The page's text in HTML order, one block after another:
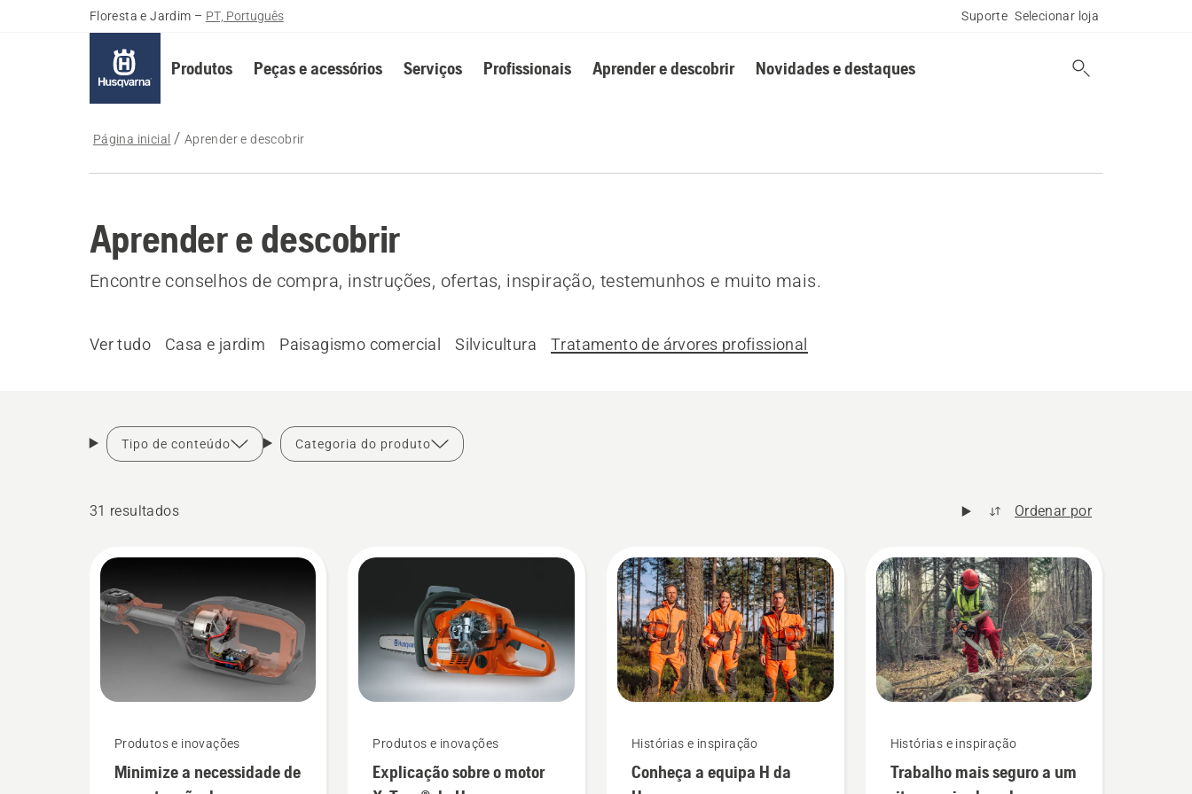
Floresta e Jardim – PT, Português Suporte Selecionar loja
Produtos Peças e acessórios Serviços Profissionais Aprender e descobrir Novidades e destaques
Página inicial Aprender e descobrir
Aprender e descobrir
Encontre conselhos de compra, instruções, ofertas, inspiração, testemunhos e muito mais.
Ver tudo Casa e jardim Paisagismo comercial Silvicultura Tratamento de árvores profissional
Tipo de conteúdo Categoria do produto
31 resultados Ordenar por
Produtos e inovações
Minimize a necessidade de
Produtos e inovações
Explicação sobre o motor
Histórias e inspiração
Conheça a equipa H da
Histórias e inspiração
Trabalho mais seguro a um